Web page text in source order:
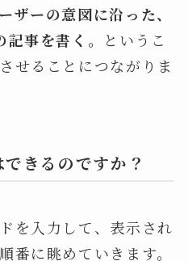
ザーの意図に沿った、
事を書く。
というこ
せることにつながりま
きるのですか？
を入力して、表示され
番に眺めていきます。